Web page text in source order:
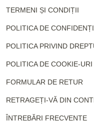
TERMENI ȘI CONDIȚII
POLITICA DE
POLITICA PRIVIND
POLITICA DE COOKIE-URI
FORMULAR DE RETUR
RETRAGEȚI-VĂ DIN
ÎNTREBĂRI FRECVENTE